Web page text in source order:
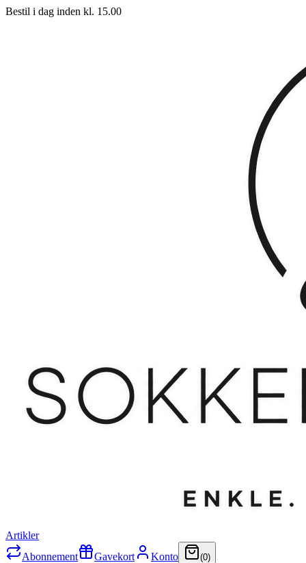
Bestil i dag inden kl. 15.00
Artikler
Abonnement
Gavekort Konto (0)